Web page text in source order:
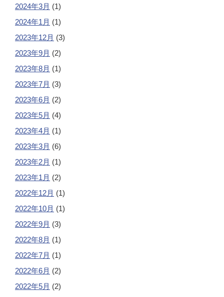
2024年3月 (1)
2024年1月 (1)
2023年12月 (3)
2023年9月 (2)
2023年8月 (1)
2023年7月 (3)
2023年6月 (2)
2023年5月 (4)
2023年4月 (1)
2023年3月 (6)
2023年2月 (1)
2023年1月 (2)
2022年12月 (1)
2022年10月 (1)
2022年9月 (3)
2022年8月 (1)
2022年7月 (1)
2022年6月 (2)
2022年5月 (2)